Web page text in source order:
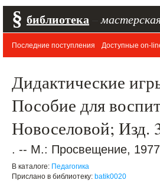
§ библиотека
Последние поступления Доступные on-
Дидактические
Пособие для
Новоселовой; Изд.
. -- М.: Просвещение, 1977
В каталоге: Педагогика
Прислано в библиотеку: batik0020